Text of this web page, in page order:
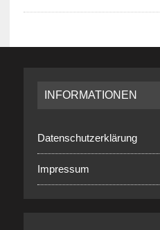
INFORMATIONEN
Datenschutzerklärung
Impressum